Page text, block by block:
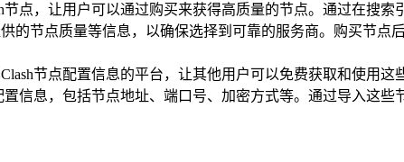
点，让用户可以通过购买来获得高质量的节点。通过在搜索
节点质量等信息，以确保选择到可靠的服务商。购买节点
节点配置信息的平台，让其他用户可以免费获取和使用这
信息，包括节点地址、端口号、加密方式等。通过导入这些